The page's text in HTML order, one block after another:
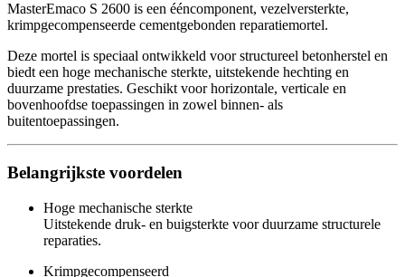
MasterEmaco S 2600 is een ééncomponent, vezelversterkte,
krimpgecompenseerde cementgebonden reparatiemortel.
Deze mortel is speciaal ontwikkeld voor structureel betonherstel en
biedt een hoge mechanische sterkte, uitstekende hechting en
duurzame prestaties. Geschikt voor horizontale, verticale en
bovenhoofdse toepassingen in zowel binnen- als
buitentoepassingen.
Belangrijkste voordelen
Hoge mechanische sterkte
Uitstekende druk- en buigsterkte voor duurzame structurele
reparaties.
Krimpgecompenseerd